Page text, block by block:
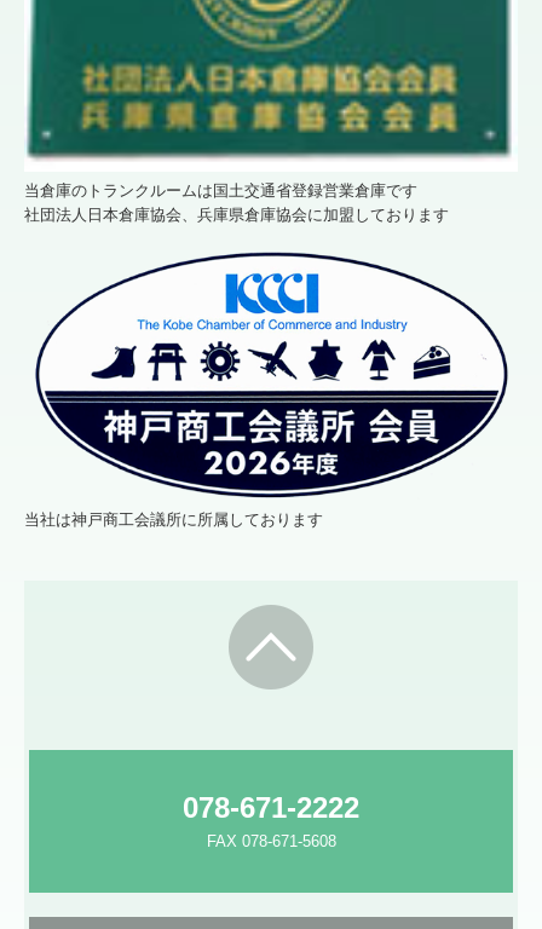
当倉庫のトランクルームは国土交通省登録営業倉庫です
社団法人日本倉庫協会、兵庫県倉庫協会に加盟しております
当社は神戸商工会議所に所属しております
078-671-2222
FAX 078-671-5608